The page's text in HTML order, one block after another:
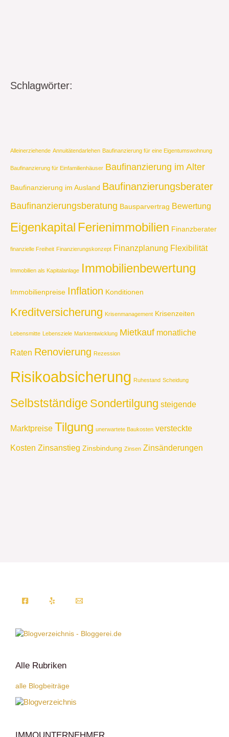
Schlagwörter:
Alleinerziehende Annuitätendarlehen Baufinanzierung für eine Eigentumswohnung
Baufinanzierung für Einfamilienhäuser Baufinanzierung im Alter
Baufinanzierung im Ausland Baufinanzierungsberater
Baufinanzierungsberatung Bausparvertrag Bewertung
Eigenkapital Ferienimmobilien Finanzberater
finanzielle Freiheit Finanzierungskonzept Finanzplanung Flexibilität
Immobilien als Kapitalanlage Immobilienbewertung
Immobilienpreise Inflation Konditionen
Kreditversicherung Krisenmanagement Krisenzeiten
Lebensmitte Lebensziele Marktentwicklung Mietkauf monatliche
Raten Renovierung Rezession
Risikoabsicherung Ruhestand Scheidung
Selbstständige Sondertilgung steigende
Marktpreise Tilgung unerwartete Baukosten versteckte
Kosten Zinsanstieg Zinsbindung Zinsen Zinsänderungen
Alle Rubriken
alle Blogbeiträge
IMMOUNTERNEHMER